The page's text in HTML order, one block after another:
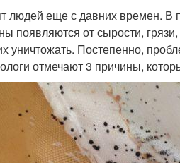
людей еще с давних времен. В
появляются от сырости,
уничтожать. Постепенно,
отмечают 3 причины,